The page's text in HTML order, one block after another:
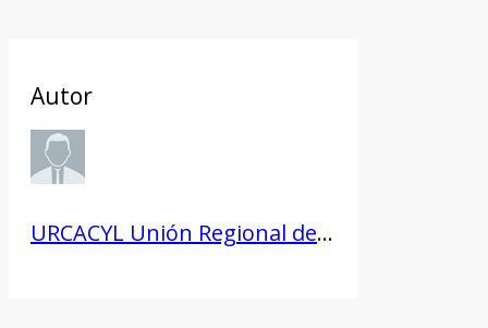
Autor
URCACYL Unión Regional de Cooperativas Agrarias de Castilla y León